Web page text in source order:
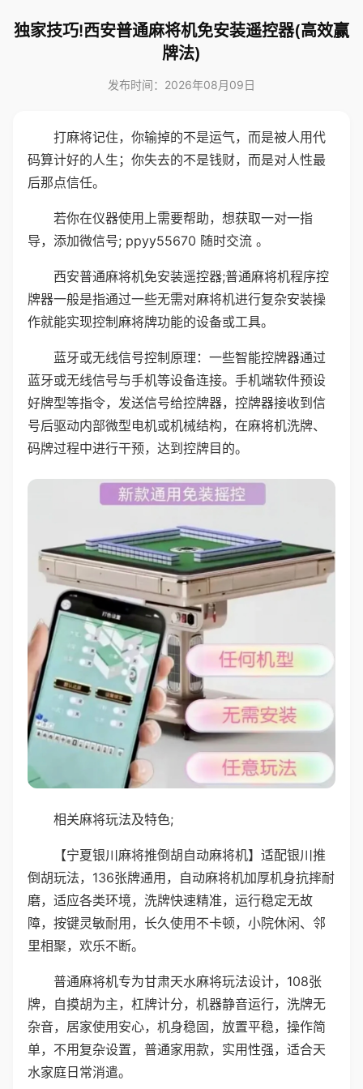
独家技巧!西安普通麻将机免安装遥控器(高效赢
牌法)
发布时间：2026年08月09日
打麻将记住，你输掉的不是运气，而是被人用代
码算计好的人生；你失去的不是钱财，而是对人性最
后那点信任。
若你在仪器使用上需要帮助，想获取一对一指
导，添加微信号; ppyy55670 随时交流 。
西安普通麻将机免安装遥控器;普通麻将机程序控
牌器一般是指通过一些无需对麻将机进行复杂安装操
作就能实现控制麻将牌功能的设备或工具。
蓝牙或无线信号控制原理：一些智能控牌器通过
蓝牙或无线信号与手机等设备连接。手机端软件预设
好牌型等指令，发送信号给控牌器，控牌器接收到信
号后驱动内部微型电机或机械结构，在麻将机洗牌、
码牌过程中进行干预，达到控牌目的。
相关麻将玩法及特色;
【宁夏银川麻将推倒胡自动麻将机】适配银川推
倒胡玩法，136张牌通用，自动麻将机加厚机身抗摔耐
磨，适应各类环境，洗牌快速精准，运行稳定无故
障，按键灵敏耐用，长久使用不卡顿，小院休闲、邻
里相聚，欢乐不断。
普通麻将机专为甘肃天水麻将玩法设计，108张
牌，自摸胡为主，杠牌计分，机器静音运行，洗牌无
杂音，居家使用安心，机身稳固，放置平稳，操作简
单，不用复杂设置，普通家用款，实用性强，适合天
水家庭日常消遣。